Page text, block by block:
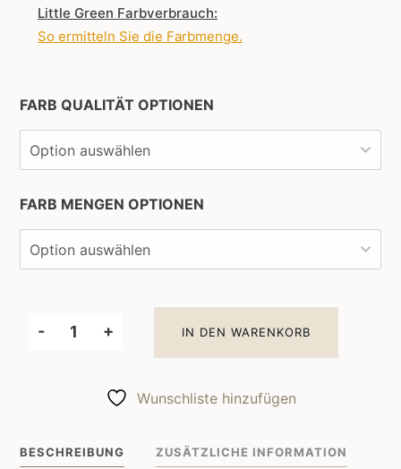
Little Green Farbverbrauch:
So ermitteln Sie die Farbmenge.
FARB QUALITÄT OPTIONEN
FARB MENGEN OPTIONEN
-
Little
Wandfarbe
Menge
+ IN DEN WARENKORB
Wunschliste hinzufügen
BESCHREIBUNG ZUSÄTZLICHE INFORMATION